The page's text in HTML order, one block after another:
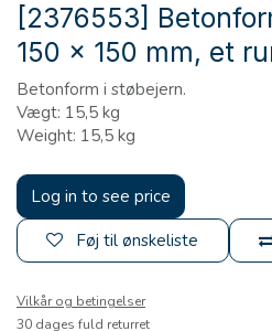
[2376553]
150 x 150 mm, et
Betonform i støbejern.
Vægt: 15,5 kg
Weight: 15,5 kg
Log in to see price
Føj til ønskeliste
Vilkår og betingelser
30 dages fuld returret